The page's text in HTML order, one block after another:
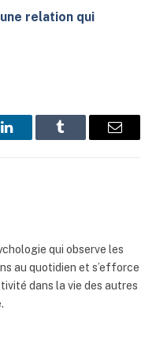
relation qui
LinkedInTumblr
E-
qui observe les
au quotidien et s’efforce
dans la vie des autres